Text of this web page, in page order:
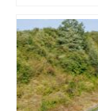
Chars,
Marche des
Toulouse
ladepeche.fr